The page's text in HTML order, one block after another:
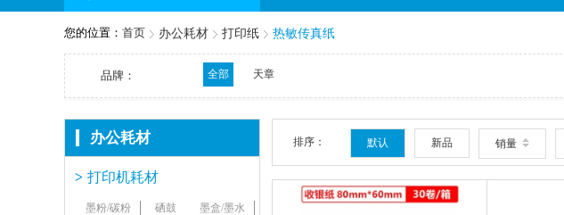
您的位置： 首页 办公耗材 打印纸 热敏传真纸
品牌： 全部 天章
办公耗材
> 打印机耗材
墨粉/碳粉 硒鼓
墨盒/墨水
排序： 默认 新品 销量